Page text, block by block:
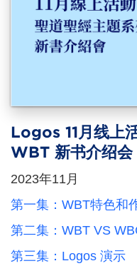
Logos 11月线上
WBT 新书介绍会
2023年11月
第一集：WBT特色和
第二集：WBT VS
第三集：Logos 演示